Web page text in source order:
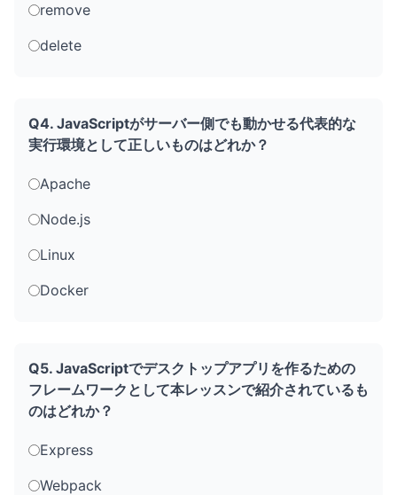
remove
delete
Q4. JavaScriptがサーバー側でも動かせる代表的な
実行環境として正しいものはどれか？
Apache
Node.js
Linux
Docker
Q5. JavaScriptでデスクトップアプリを作るための
フレームワークとして本レッスンで紹介されているも
のはどれか？
Express
Webpack